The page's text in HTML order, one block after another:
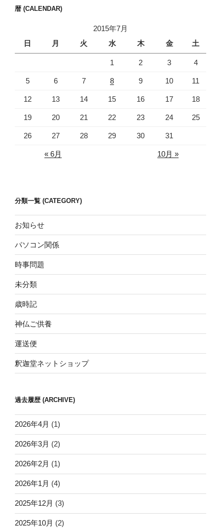
暦 (CALENDAR)
2015年7月
日
月 火 水 木 金 土
1 2 3 4
5 6 7 8 9 10 11
12 13 14 15 16 17 18
19 20 21 22 23 24 25
26 27 28 29 30 31
« 6月 10月 »
分類一覧 (CATEGORY)
お知らせ
パソコン関係
時事問題
未分類
歳時記
神仏ご供養
運送便
釈迦堂ネットショップ
過去履歴 (ARCHIVE)
2026年4月 (1)
2026年3月 (2)
2026年2月 (1)
2026年1月 (4)
2025年12月 (3)
2025年10月 (2)